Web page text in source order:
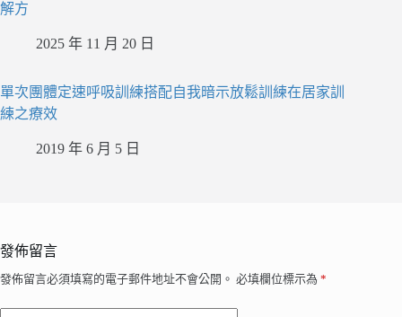
解方
2025 年 11 月 20 日
單次團體定速呼吸訓練搭配自我暗示放鬆訓練在居家訓
練之療效
2019 年 6 月 5 日
發佈留言
發佈留言必須填寫的電子郵件地址不會公開。 必填欄位標示為 *